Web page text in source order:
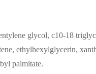
glycol, c10-18
ethylhexylglycerin,
palmitate.